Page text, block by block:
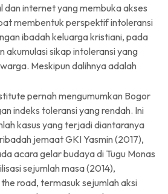
dan internet yang membuka akses
membentuk perspektif intoleransi
ibadah keluarga kristiani, pada
sikap intoleransi yang
Meskipun dalihnya adalah
pernah mengumumkan Bogor
indeks toleransi yang rendah. Ini
kasus yang terjadi diantaranya
jemaat GKI Yasmin (2017),
acara gelar budaya di Tugu Monas
sejumlah masa (2014),
road, termasuk sejumlah aksi